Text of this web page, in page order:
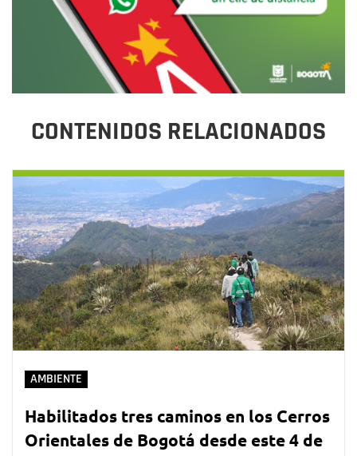
CONTENIDOS RELACIONADOS
AMBIENTE
Habilitados tres caminos en los Cerros
Orientales de Bogotá desde este 4 de